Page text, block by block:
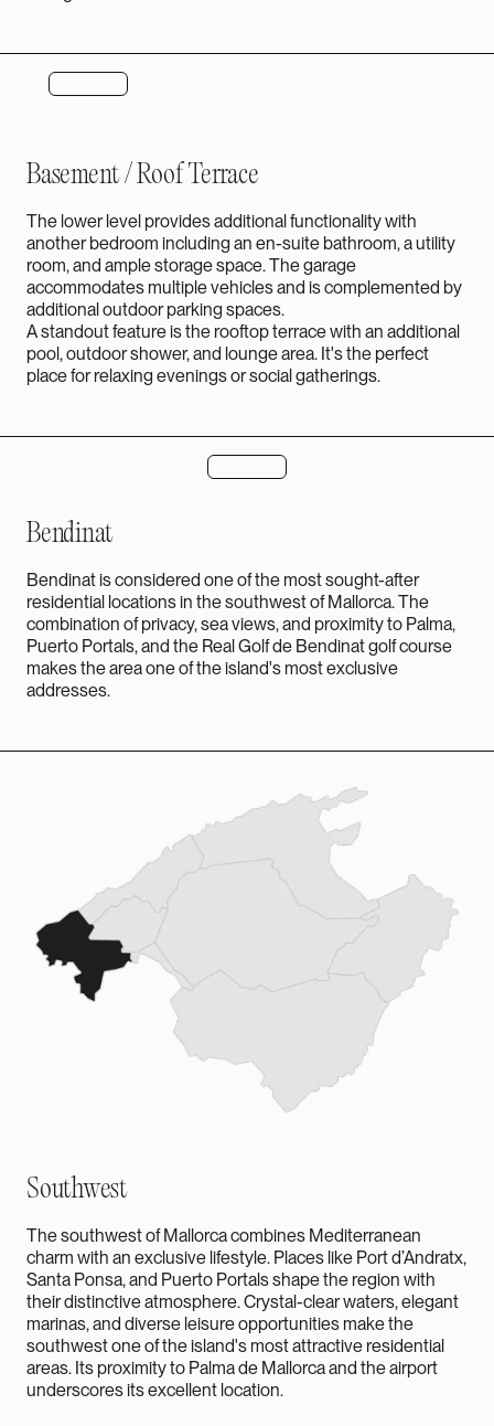
Basement / Roof Terrace
The lower level provides additional functionality with
another bedroom including an en-suite bathroom, a utility
room, and ample storage space. The garage
accommodates multiple vehicles and is complemented by
additional outdoor parking spaces.
A standout feature is the rooftop terrace with an additional
pool, outdoor shower, and lounge area. It's the perfect
place for relaxing evenings or social gatherings.
Bendinat
Bendinat is considered one of the most sought-after
residential locations in the southwest of Mallorca. The
combination of privacy, sea views, and proximity to Palma,
Puerto Portals, and the Real Golf de Bendinat golf course
makes the area one of the island's most exclusive
addresses.
Southwest
The southwest of Mallorca combines Mediterranean
charm with an exclusive lifestyle. Places like Port d’Andratx,
Santa Ponsa, and Puerto Portals shape the region with
their distinctive atmosphere. Crystal-clear waters, elegant
marinas, and diverse leisure opportunities make the
southwest one of the island's most attractive residential
areas. Its proximity to Palma de Mallorca and the airport
underscores its excellent location.